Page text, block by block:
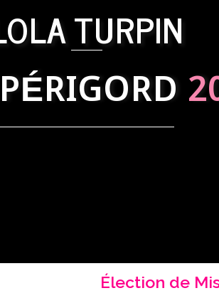
TURPIN
Élection de